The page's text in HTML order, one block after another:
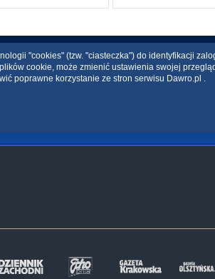
"cookies" (tzw. "ciasteczka") do identyfikacji
cookie, może zmienić ustawienia swojej
poprawne korzystanie ze stron serwisu Dawro.pl .